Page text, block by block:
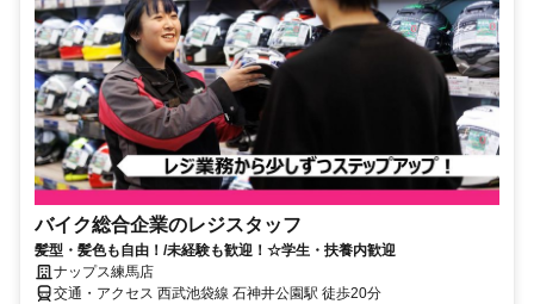
バイク総合企業のレジスタッフ
髪型・髪色も自由！/未経験も歓迎！☆学生・扶養内歓迎
ナップス練馬店
交通・アクセス 西武池袋線 石神井公園駅 徒歩20分